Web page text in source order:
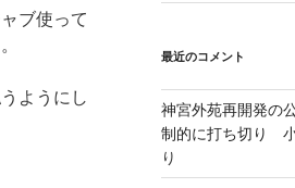
ブ使って
ようにし
最近のコメント
神宮外苑再開発の
制的に打ち切り
り